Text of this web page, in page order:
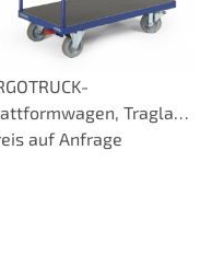
Traglast
kgauf Anfrage